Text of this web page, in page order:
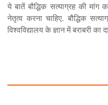
ये बातें बौद्धिक सत्याग्रह की
नेतृत्व करना चाहिए. बौद्धिक
विश्वविद्यालय के ज्ञान में बराबरी